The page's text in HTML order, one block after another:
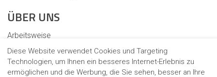
Diese Website verwendet Cookies und Targeting
Technologien, um Ihnen ein besseres Internet-Erlebnis zu
ermöglichen und die Werbung, die Sie sehen, besser an Ihre
ÜBER UNS
Arbeitsweise
Karriere
Verantwortung